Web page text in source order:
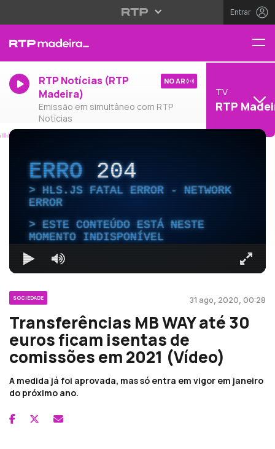
Entrar
RTP Notícias (RTP
Madeira)
Emissão em simultâneo com RTP
Notícias
NO AR
TV
RTP
ERRO204
HLS.JS FATAL ERROR - NETWORK
ERROR
ESTE CONTEÚDO ESTÁ NESTE
MOMENTO INDISPONÍVEL
SOCIEDADE 31 ago, 2020, 00:28
Transferências MB WAY até 30
euros ficam isentas de
comissões em 2021 (Vídeo)
A medida já foi aprovada, mas só entra em vigor em janeiro
do próximo ano.